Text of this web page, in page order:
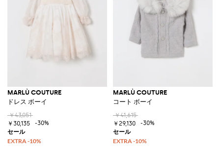
MARLÙ COUTURE
ドレス ボーイ
￥43,051
￥30,135
-30%
MARLÙ COUTURE
コート ボーイ
￥41,615
￥29,130
-30%